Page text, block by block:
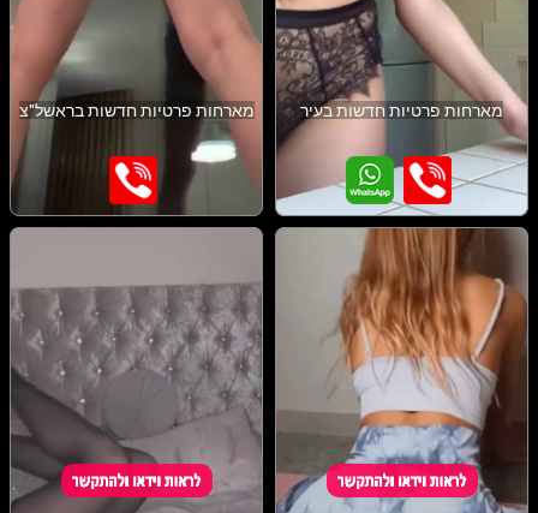
מארחות פרטיות חדשות בעיר מארחות פרטיות חדשות בראשל"צ